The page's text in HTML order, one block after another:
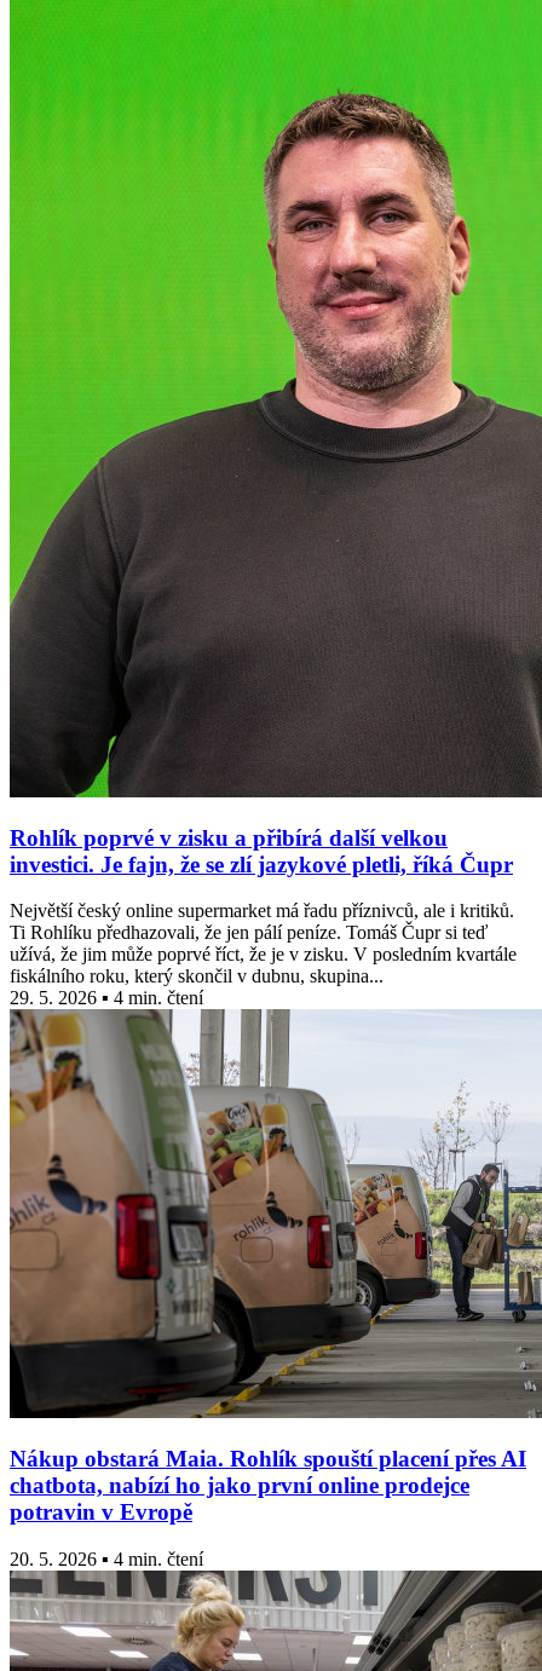
Rohlík poprvé v zisku a přibírá další velkou
investici. Je fajn, že se zlí jazykové pletli, říká Čupr
Největší český online supermarket má řadu příznivců, ale i kritiků.
Ti Rohlíku předhazovali, že jen pálí peníze. Tomáš Čupr si teď
užívá, že jim může poprvé říct, že je v zisku. V posledním kvartále
fiskálního roku, který skončil v dubnu, skupina...
29. 5. 2026 ▪ 4 min. čtení
Nákup obstará Maia. Rohlík spouští placení přes AI
chatbota, nabízí ho jako první online prodejce
potravin v Evropě
20. 5. 2026 ▪ 4 min. čtení